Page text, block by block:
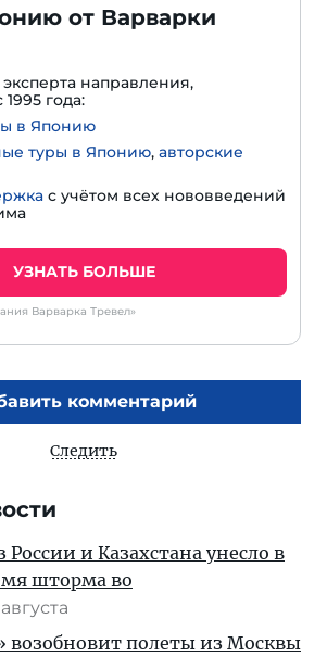
от Варварки
направления,
года:
в Японию
туры в Японию, авторские
с учётом всех нововведений
УЗНАТЬ БОЛЬШЕ
Варварка Тревел»
комментарий
Следить
России и Казахстана унесло в
шторма во
возобновит полеты из Москвы